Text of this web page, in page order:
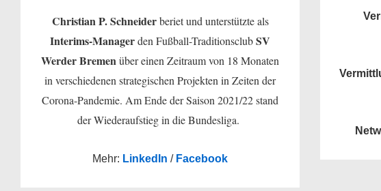
Christian P. Schneiderberiet und unterstützte als
Interims-Managerden Fußball-TraditionsclubSV
Werder Bremenüber einen Zeitraum von 18 Monaten
in verschiedenen strategischen Projekten in Zeiten der
Corona-Pandemie. Am Ende der Saison 2021/22 stand
der Wiederaufstieg in die Bundesliga.
Mehr: LinkedIn / Facebook